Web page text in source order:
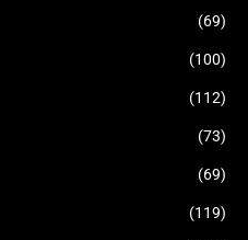
(69)
(100)
(112)
(73)
(69)
(119)